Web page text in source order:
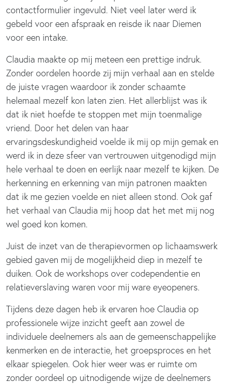
contactformulier ingevuld. Niet veel later werd ik
gebeld voor een afspraak en reisde ik naar Diemen
voor een intake.
Claudia maakte op mij meteen een prettige indruk.
Zonder oordelen hoorde zij mijn verhaal aan en stelde
de juiste vragen waardoor ik zonder schaamte
helemaal mezelf kon laten zien. Het allerblijst was ik
dat ik niet hoefde te stoppen met mijn toenmalige
vriend. Door het delen van haar
ervaringsdeskundigheid voelde ik mij op mijn gemak en
werd ik in deze sfeer van vertrouwen uitgenodigd mijn
hele verhaal te doen en eerlijk naar mezelf te kijken. De
herkenning en erkenning van mijn patronen maakten
dat ik me gezien voelde en niet alleen stond. Ook gaf
het verhaal van Claudia mij hoop dat het met mij nog
wel goed kon komen.
Juist de inzet van de therapievormen op lichaamswerk
gebied gaven mij de mogelijkheid diep in mezelf te
duiken. Ook de workshops over codependentie en
relatieverslaving waren voor mij ware eyeopeners.
Tijdens deze dagen heb ik ervaren hoe Claudia op
professionele wijze inzicht geeft aan zowel de
individuele deelnemers als aan de gemeenschappelijke
kenmerken en de interactie, het groepsproces en het
elkaar spiegelen. Ook hier weer was er ruimte om
zonder oordeel op uitnodigende wijze de deelnemers